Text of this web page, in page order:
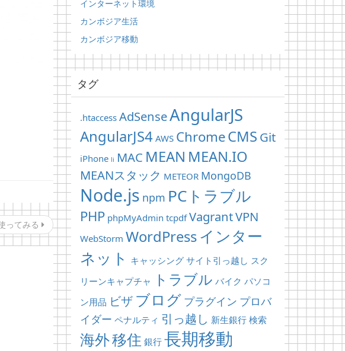
ってみる
インターネット環境
カンボジア生活
カンボジア移動
タグ
.htaccess AdSenseAngularJS
AngularJS4 AWS ChromeCMS Git
iPhone li MAC MEAN MEAN.IO
MEANスタック METEOR MongoDB
Node.js npm PCトラブル
PHP phpMyAdmin tcpdf VagrantVPN
WebStorm WordPressインター
ネット キャッシング サイト引っ越し スク
リーンキャプチャ
トラブル バイク パソコ
ン用品 ビザ ブログ プラグイン プロバ
イダー ペナルティ 引っ越し 新生銀行 検索
海外移住 銀行 長期移動